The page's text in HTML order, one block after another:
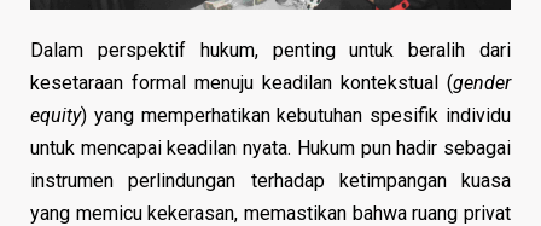
Dalam perspektif hukum, penting untuk beralih dari
kesetaraan formal menuju keadilan kontekstual (gender
equity) yang memperhatikan kebutuhan spesifik individu
untuk mencapai keadilan nyata. Hukum pun hadir sebagai
instrumen perlindungan terhadap ketimpangan kuasa
yang memicu kekerasan, memastikan bahwa ruang privat